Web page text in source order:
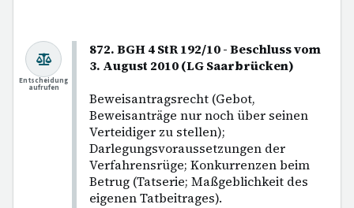
872. BGH 4 StR 192/10 - Beschluss vom
3. August 2010 (LG Saarbrücken)
Beweisantragsrecht (Gebot,
Beweisanträge nur noch über seinen
Verteidiger zu stellen);
Darlegungsvoraussetzungen der
Verfahrensrüge; Konkurrenzen beim
Betrug (Tatserie; Maßgeblichkeit des
eigenen Tatbeitrages).
Entscheidung
aufrufen